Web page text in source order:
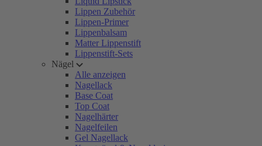
Lippen Zubehör
Lippen-Primer
Lippenbalsam
Matter Lippenstift
Lippenstift-Sets
Nägel
Alle anzeigen
Nagellack
Base Coat
Top Coat
Nagelhärter
Nagelfeilen
Gel Nagellack